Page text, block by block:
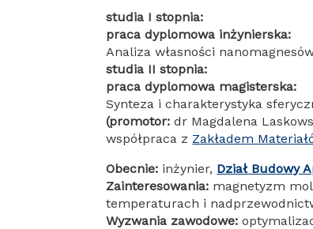
studia I stopnia:
praca dyplomowa inżynierska:
Analiza własności
studia II stopnia:
praca dyplomowa magisterska:
Synteza i charakterystyka
(promotor: dr Magdalena
współpraca z Zakładem
Obecnie: inżynier, Dział Budowy
Zainteresowania: magnetyzm
temperaturach i
Wyzwania zawodowe: